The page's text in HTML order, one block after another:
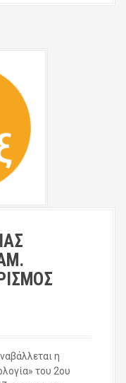
η
του 2ου